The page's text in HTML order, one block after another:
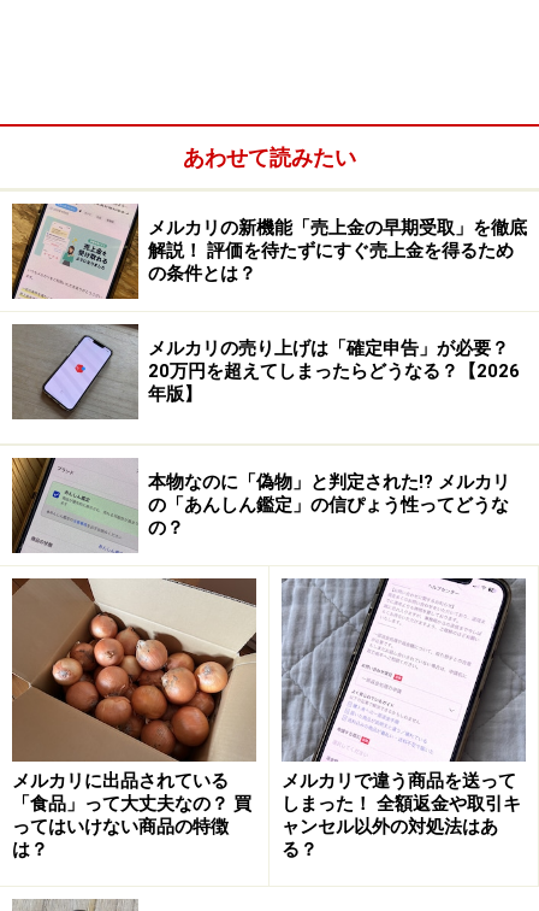
コツ2. 防水タイプかどうかを書く
登下校で履く子どもの靴は、多少の雨でも心配ないよう
に防水タイプが好まれることもあります。筆者も子ども
が小学生の時には、できるだけ防水タイプを選んでいま
した。特に梅雨時期や雨の日が多くなる秋口などは、防
水タイプの靴のほうが検索されやすいです。「防水」と
いうキーワードを商品説明に書いておくといいですね。
コツ3. 名前が書いてあるか明記
あわせて読みたい
メルカリの新機能「売上金の早期受取」を徹底
解説！ 評価を待たずにすぐ売上金を得るため
の条件とは？
メルカリの売り上げは「確定申告」が必要？
20万円を超えてしまったらどうなる？【2026
年版】
本物なのに「偽物」と判定された!? メルカリ
の「あんしん鑑定」の信ぴょう性ってどうな
の？
メルカリに出品されている
「食品」って大丈夫なの？ 買
ってはいけない商品の特徴
は？
メルカリで違う商品を送って
しまった！ 全額返金や取引キ
ャンセル以外の対処法はあ
る？